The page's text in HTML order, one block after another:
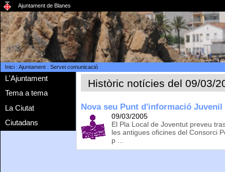
Ajuntament de Blanes
Inici: Ajuntament: Servei comunicació
L'Ajuntament
Tema a tema
La Ciutat
Ciutadans
Històric notícies del 09/03/
Nova seu Punt d'informació Juvenil
09/03/2005
El Pla Local de Joventut preveu
les antigues oficines del Consorci
p ...